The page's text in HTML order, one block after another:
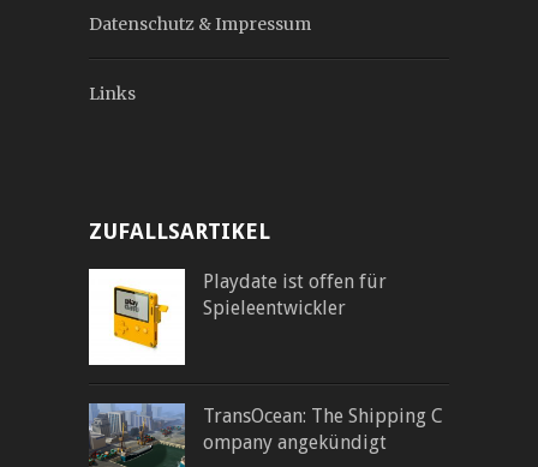
Datenschutz & Impressum
Links
ZUFALLSARTIKEL
Playdate ist offen für
Spieleentwickler
TransOcean: The Shipping C
ompany angekündigt